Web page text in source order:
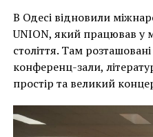
Хулігани, які намагалися
які відколювали
продати їх у Facebook,
окружної ради – це лише
якими довелося
їм довелося за власний
який би наглядав за
В Одесі відновили
UNION, який працював у
століття. Там
конференц-зали,
простір та великий